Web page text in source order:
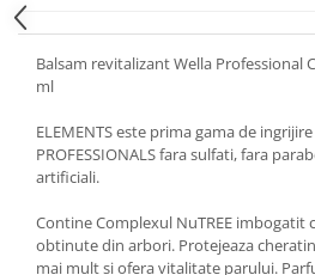
Balsam revitalizant Wella Professional
ml
ELEMENTS este prima gama de
PROFESSIONALS fara sulfati, fara
artificiali.
Contine Complexul NuTREE imbogatit
obtinute din arbori. Protejeaza
mai mult si ofera vitalitate parului.